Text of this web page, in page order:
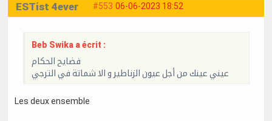
#553 06-06-2023 18:52
ESTist 4ever
Beb Swika a écrit :
فضايح الحكام
عيني عينك من أجل عيون الزناطير و الا شماتة في الترجي
Les deux ensemble